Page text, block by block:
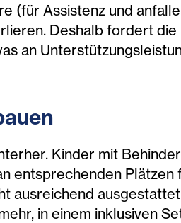
(für Assistenz und
Deshalb fordert die
an
Kinder mit
entsprechenden Plätzen
in einem inklusiven